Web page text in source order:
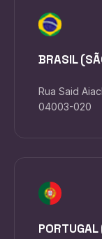
BRASIL
Rua Said
04003-020